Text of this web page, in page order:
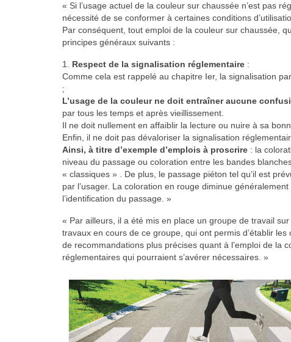
« Si l’usage actuel de la couleur sur chaussée n’est pas
nécessité de se conformer à certaines conditions
Par conséquent, tout emploi de la couleur sur chaussée,
principes généraux suivants :
1. Respect de la signalisation réglementaire :
Comme cela est rappelé au chapitre Ier, la signalisation
;
L’usage de la couleur ne doit entraîner aucune
par tous les temps et après vieillissement.
Il ne doit nullement en affaiblir la lecture ou nuire à sa
Enfin, il ne doit pas dévaloriser la signalisation
Ainsi, à titre d’exemple d’emplois à proscrire : la
niveau du passage ou coloration entre les bandes
« classiques » . De plus, le passage piéton tel qu’il est
par l’usager. La coloration en rouge diminue
l’identification du passage. »
« Par ailleurs, il a été mis en place un groupe de travail
travaux en cours de ce groupe, qui ont permis d’établir
de recommandations plus précises quant à l’emploi de la
réglementaires qui pourraient s’avérer nécessaires. »